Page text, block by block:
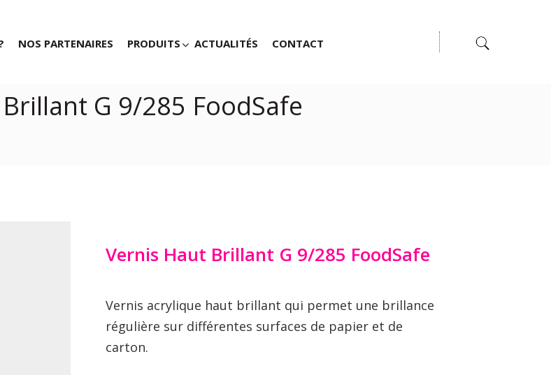
NOS PARTENAIRES PRODUITS ACTUALITÉS CONTACT
G 9/285 FoodSafe
Vernis Haut Brillant G 9/285 FoodSafe
Vernis acrylique haut brillant qui permet une brillance
régulière sur différentes surfaces de papier et de
carton.